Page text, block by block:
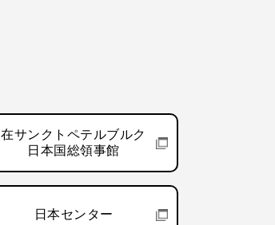
在サンクトペテルブルク
日本国総領事館
日本センター